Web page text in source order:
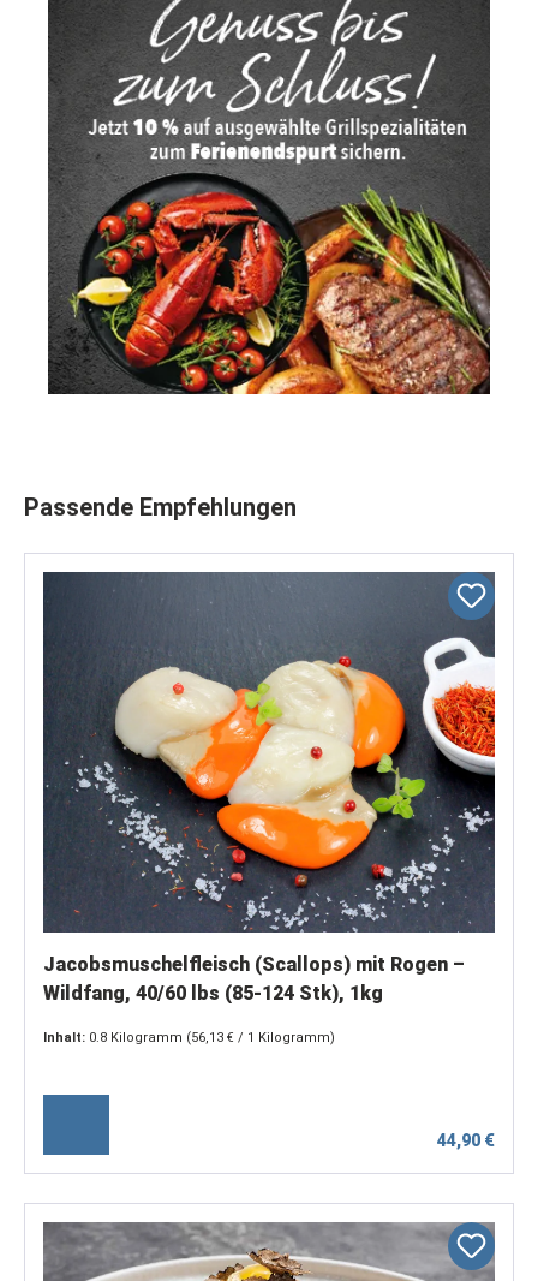
Produktgalerie überspringen
Passende Empfehlungen
Jacobsmuschelfleisch (Scallops) mit Rogen –
Wildfang, 40/60 lbs (85-124 Stk), 1kg
Inhalt: 0.8 Kilogramm (56,13 € / 1 Kilogramm)
44,90 €